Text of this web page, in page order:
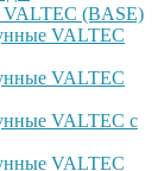
(BASE)
VALTEC
VALTEC
VALTEC с
VALTEC